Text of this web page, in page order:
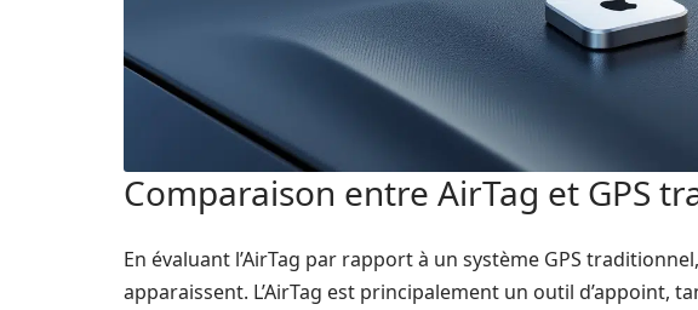
Comparaison entre AirTag et GPS
En évaluant l’AirTag par rapport à un système GPS
apparaissent. L’AirTag est principalement un outil d’appoint,